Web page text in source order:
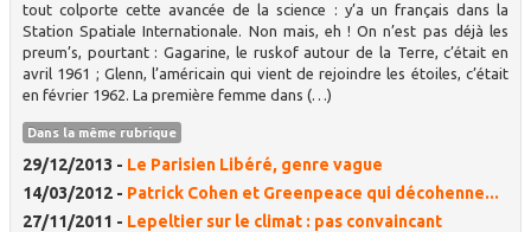
tout colporte cette avancée de la science : y’a un français dans la
Station Spatiale Internationale. Non mais, eh ! On n’est pas déjà les
preum’s, pourtant : Gagarine, le ruskof autour de la Terre, c’était en
avril 1961 ; Glenn, l’américain qui vient de rejoindre les étoiles, c’était
en février 1962. La première femme dans (…)
Dans la même rubrique
29/12/2013 - Le Parisien Libéré, genre vague
14/03/2012 - Patrick Cohen et Greenpeace qui décohenne...
27/11/2011 - Lepeltier sur le climat : pas convaincant